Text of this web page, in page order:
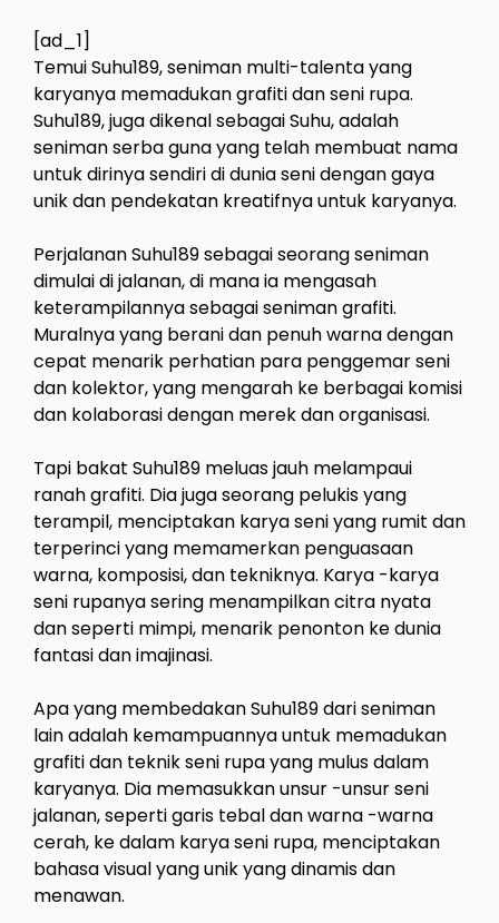
[ad_1]
Temui Suhu189, seniman multi-talenta yang
karyanya memadukan grafiti dan seni rupa.
Suhu189, juga dikenal sebagai Suhu, adalah
seniman serba guna yang telah membuat nama
untuk dirinya sendiri di dunia seni dengan gaya
unik dan pendekatan kreatifnya untuk karyanya.
Perjalanan Suhu189 sebagai seorang seniman
dimulai di jalanan, di mana ia mengasah
keterampilannya sebagai seniman grafiti.
Muralnya yang berani dan penuh warna dengan
cepat menarik perhatian para penggemar seni
dan kolektor, yang mengarah ke berbagai komisi
dan kolaborasi dengan merek dan organisasi.
Tapi bakat Suhu189 meluas jauh melampaui
ranah grafiti. Dia juga seorang pelukis yang
terampil, menciptakan karya seni yang rumit dan
terperinci yang memamerkan penguasaan
warna, komposisi, dan tekniknya. Karya -karya
seni rupanya sering menampilkan citra nyata
dan seperti mimpi, menarik penonton ke dunia
fantasi dan imajinasi.
Apa yang membedakan Suhu189 dari seniman
lain adalah kemampuannya untuk memadukan
grafiti dan teknik seni rupa yang mulus dalam
karyanya. Dia memasukkan unsur -unsur seni
jalanan, seperti garis tebal dan warna -warna
cerah, ke dalam karya seni rupa, menciptakan
bahasa visual yang unik yang dinamis dan
menawan.